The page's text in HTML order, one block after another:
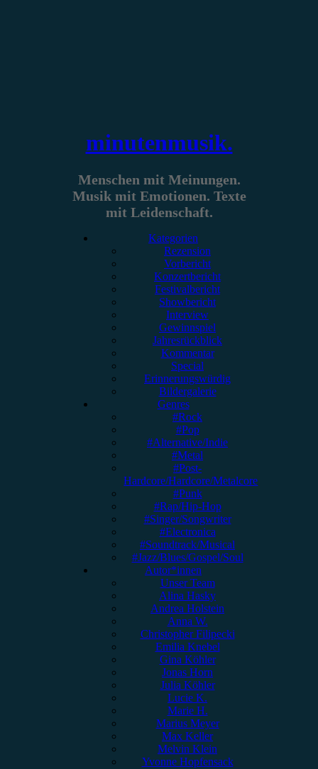
minutenmusik.
Menschen mit Meinungen.
Musik mit Emotionen. Texte
mit Leidenschaft.
Kategorien
Rezension
Vorbericht
Konzertbericht
Festivalbericht
Showbericht
Interview
Gewinnspiel
Jahresrückblick
Kommentar
Special
Erinnerungswürdig
Bildergalerie
Genres
#Rock
#Pop
#Alternative/Indie
#Metal
#Post-
Hardcore/Hardcore/Metalcore
#Punk
#Rap/Hip-Hop
#Singer/Songwriter
#Electronica
#Soundtrack/Musical
#Jazz/Blues/Gospel/Soul
Autor*innen
Unser Team
Alina Hasky
Andrea Holstein
Anna W.
Christopher Filipecki
Emilia Knebel
Gina Köhler
Jonas Horn
Julia Köhler
Lucie K.
Marie H.
Marius Meyer
Max Keller
Melvin Klein
Yvonne Hopfensack